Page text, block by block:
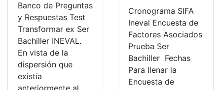
Banco de Preguntas
y Respuestas Test
Transformar ex Ser
Bachiller INEVAL.
En vista de la
dispersión que
existía
Cronograma SIFA
Ineval Encuesta de
Factores Asociados
Prueba Ser
Bachiller Fechas
Para llenar la
Encuesta de